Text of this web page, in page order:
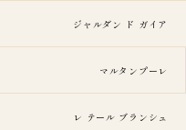
ジャルダン ド ガイア
マルタンプーレ
レ テール ブランシュ